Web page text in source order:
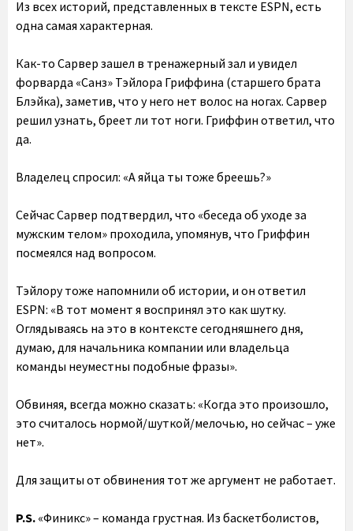
Из всех историй, представленных в тексте ESPN, есть
одна самая характерная.
Как-то Сарвер зашел в тренажерный зал и увидел
форварда «Санз» Тэйлора Гриффина (старшего брата
Блэйка), заметив, что у него нет волос на ногах. Сарвер
решил узнать, бреет ли тот ноги. Гриффин ответил, что
да.
Владелец спросил: «А яйца ты тоже бреешь?»
Сейчас Сарвер подтвердил, что «беседа об уходе за
мужским телом» проходила, упомянув, что Гриффин
посмеялся над вопросом.
Тэйлору тоже напомнили об истории, и он ответил
ESPN: «В тот момент я воспринял это как шутку.
Оглядываясь на это в контексте сегодняшнего дня,
думаю, для начальника компании или владельца
команды неуместны подобные фразы».
Обвиняя, всегда можно сказать: «Когда это произошло,
это считалось нормой/шуткой/мелочью, но сейчас – уже
нет».
Для защиты от обвинения тот же аргумент не работает.
P.S. «Финикс» – команда грустная. Из баскетболистов,